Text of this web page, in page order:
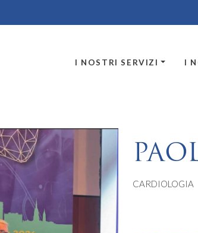
I NOSTRI SERVIZI I
CARDIOLOGIA